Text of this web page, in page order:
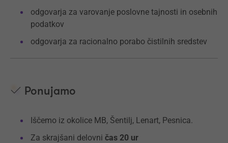
odgovarja za varovanje poslovne tajnosti in osebnih
podatkov
odgovarja za racionalno porabo čistilnih sredstev
Ponujamo
Iščemo iz okolice MB, Šentilj, Lenart, Pesnica.
Za skrajšani delovni čas 20 ur